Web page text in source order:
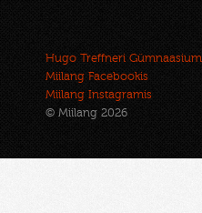
Hugo Treffneri Gümnaasium
Miilang Facebookis
Miilang Instagramis
© Miilang 2026